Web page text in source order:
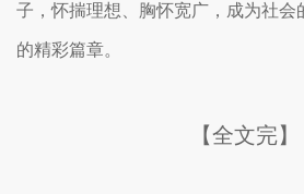
子，怀揣理想、胸怀宽广，成为社会
的精彩篇章。
【全文完】